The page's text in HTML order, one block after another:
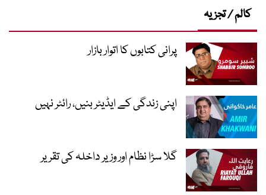
کالم / تجزیہ
پرانی کتابوں کا اتوار بازار
اپنی زندگی کے ایڈیٹر بنیں، رائٹر نہیں
گلا سڑا نظام اور وزیر داخلہ کی تقریر